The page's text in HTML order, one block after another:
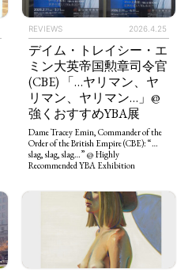
REVIEWS 2026.4.25
デイム・トレイシー・エ
ミン大英帝国勲章司令官
(CBE) 「…ヤリマン、ヤ
リマン、ヤリマン…」@
強くおすすめYBA展
Dame Tracey Emin, Commander of the
Order of the British Empire (CBE): “…
slag, slag, slag…” @ Highly
Recommended YBA Exhibition